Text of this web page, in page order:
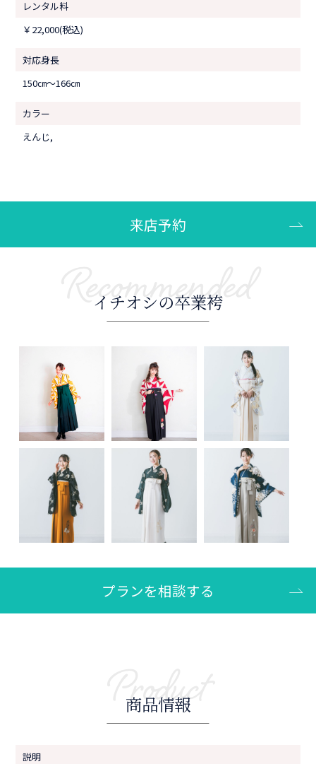
レンタル料
￥22,000(税込)
対応身長
150㎝〜166㎝
カラー
えんじ,
来店予約
Recommended
イチオシの卒業袴
プランを相談する
Product
商品情報
説明